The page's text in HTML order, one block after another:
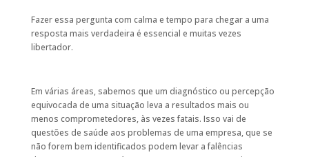
Fazer essa pergunta com calma e tempo para chegar a uma
resposta mais verdadeira é essencial e muitas vezes
libertador.
Em várias áreas, sabemos que um diagnóstico ou percepção
equivocada de uma situação leva a resultados mais ou
menos comprometedores, às vezes fatais. Isso vai de
questões de saúde aos problemas de uma empresa, que se
não forem bem identificados podem levar a falências